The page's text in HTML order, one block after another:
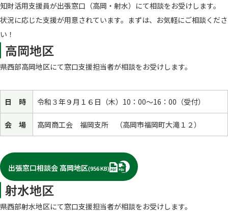
知財活用支援員が出張窓口（高岡・射水）にて相談をお受けします。
状況に応じた支援が用意されています。まずは、お気軽にご相談くださ
い！
高岡地区
県西部高岡地区にて窓口支援担当者が相談をお受けします。
日 時 令和３年９月１６日（木）10：00～16：00（受付）
会 場 高岡商工会 福岡支所 （高岡市福岡町大滝１２）
出張窓口相談会 高岡地区(956 KB) PDF
射水地区
県西部射水地区にて窓口支援担当者が相談をお受けします。